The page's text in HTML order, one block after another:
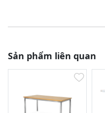
Sản phẩm liên quan